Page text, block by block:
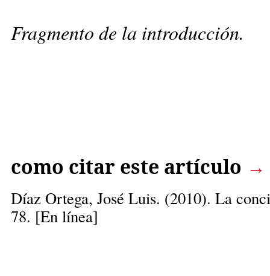
Fragmento de la introducción.
como citar este artículo →
Díaz Ortega, José Luis. (2010). La
78. [En línea]